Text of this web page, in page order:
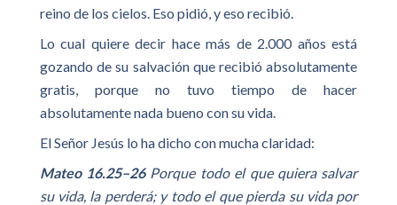
reino de los cielos. Eso pidió, y eso recibió.
Lo cual quiere decir hace más de 2.000 años está
gozando de su salvación que recibió absolutamente
gratis, porque no tuvo tiempo de hacer
absolutamente nada bueno con su vida.
El Señor Jesús lo ha dicho con mucha claridad:
Mateo 16.25–26Porque todo el que quiera salvar
su vida, la perderá; y todo el que pierda su vida por